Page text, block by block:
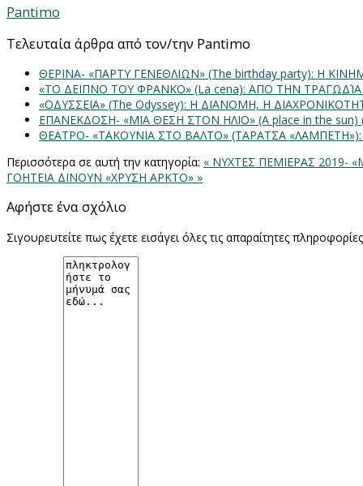
Pantimo
Τελευταία άρθρα από τον/την Pantimo
ΘΕΡΙΝΑ- «ΠΑΡΤΥ ΓΕΝΕΘΛΙΩΝ» (The birthday party): H
«ΤΟ ΔΕΙΠΝΟ ΤΟΥ ΦΡΑΝΚΟ» (La cena): ΑΠΟ ΤΗΝ
«ΟΔΥΣΣΕΙΑ» (The Odyssey): Η ΔΙΑΝΟΜΗ, Η
ΕΠΑΝΕΚΔΟΣΗ- «ΜΙΑ ΘΕΣΗ ΣΤΟΝ ΗΛΙΟ» (Α place in the
ΘΕΑΤΡΟ- «ΤΑΚΟΥΝΙΑ ΣΤΟ ΒΑΛΤΟ» (ΤΑΡΑΤΣΑ
Περισσότερα σε αυτή την κατηγορία: « ΝΥΧΤΕΣ ΠΕΜΙΕΡΑΣ 2019-
ΓΟΗΤΕΙΑ ΔΙΝΟΥΝ «ΧΡΥΣΗ ΑΡΚΤΟ» »
Αφήστε ένα σχόλιο
Σιγουρευτείτε πως έχετε εισάγει όλες τις απαραίτητες